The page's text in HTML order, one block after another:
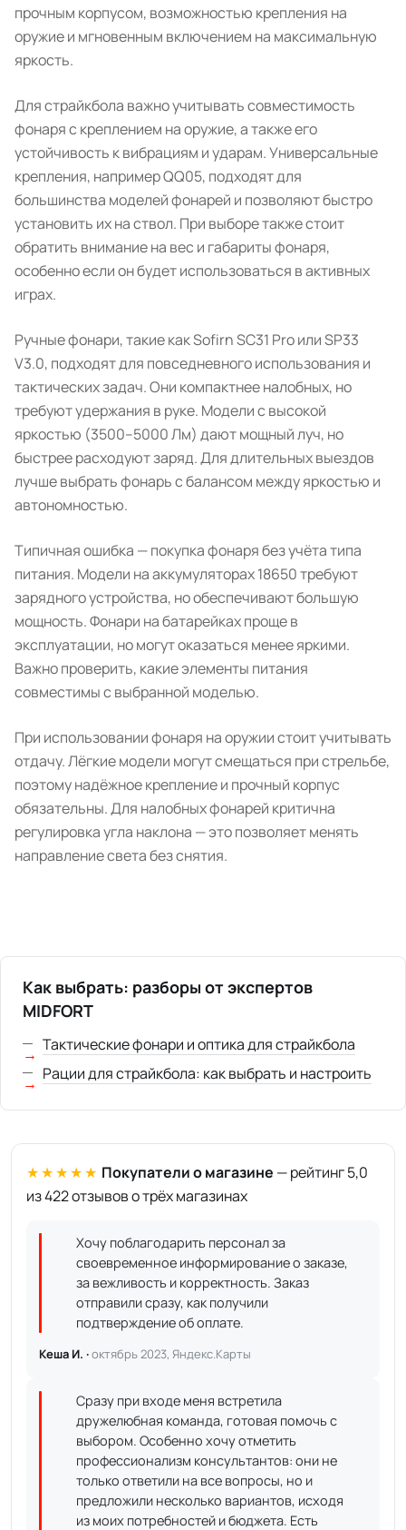
прочным корпусом, возможностью крепления на
оружие и мгновенным включением на максимальную
яркость.
Для страйкбола важно учитывать совместимость
фонаря с креплением на оружие, а также его
устойчивость к вибрациям и ударам. Универсальные
крепления, например QQ05, подходят для
большинства моделей фонарей и позволяют быстро
установить их на ствол. При выборе также стоит
обратить внимание на вес и габариты фонаря,
особенно если он будет использоваться в активных
играх.
Ручные фонари, такие как Sofirn SC31 Pro или SP33
V3.0, подходят для повседневного использования и
тактических задач. Они компактнее налобных, но
требуют удержания в руке. Модели с высокой
яркостью (3500–5000 Лм) дают мощный луч, но
быстрее расходуют заряд. Для длительных выездов
лучше выбрать фонарь с балансом между яркостью и
автономностью.
Типичная ошибка — покупка фонаря без учёта типа
питания. Модели на аккумуляторах 18650 требуют
зарядного устройства, но обеспечивают большую
мощность. Фонари на батарейках проще в
эксплуатации, но могут оказаться менее яркими.
Важно проверить, какие элементы питания
совместимы с выбранной моделью.
При использовании фонаря на оружии стоит учитывать
отдачу. Лёгкие модели могут смещаться при стрельбе,
поэтому надёжное крепление и прочный корпус
обязательны. Для налобных фонарей критична
регулировка угла наклона — это позволяет менять
направление света без снятия.
Как выбрать: разборы от экспертов
MIDFORT
Тактические фонари и оптика для страйкбола
Рации для страйкбола: как выбрать и настроить
★★★★★ Покупатели о магазине — рейтинг 5,0
из 422 отзывов о трёх магазинах
Хочу поблагодарить персонал за
своевременное информирование о заказе,
за вежливость и корректность. Заказ
отправили сразу, как получили
подтверждение об оплате.
Кеша И. ·октябрь 2023, Яндекс.Карты
Сразу при входе меня встретила
дружелюбная команда, готовая помочь с
выбором. Особенно хочу отметить
профессионализм консультантов: они не
только ответили на все вопросы, но и
предложили несколько вариантов, исходя
из моих потребностей и бюджета. Есть